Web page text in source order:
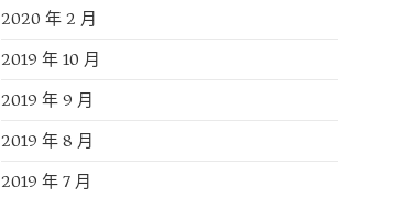
2020 年 2 月
2019 年 10 月
2019 年 9 月
2019 年 8 月
2019 年 7 月